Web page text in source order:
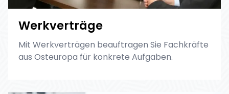
Werkverträge
Mit Werkverträgen beauftragen Sie Fachkräfte
aus Osteuropa für konkrete Aufgaben.